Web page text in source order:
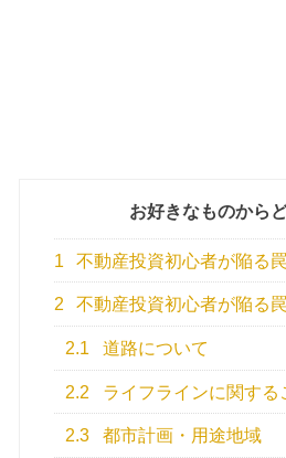
お好きなものから
1 不動産投資初心者が陥る
2 不動産投資初心者が陥る
2.1 道路について
2.2 ライフラインに関する
2.3 都市計画・用途地域